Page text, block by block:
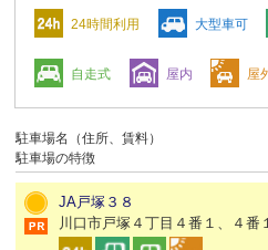
24時間利用 大型車可
自走式 屋内 屋
駐車場名（住所、賃料）
駐車場の特徴
JA戸塚３８
川口市戸塚４丁目４番１、４番